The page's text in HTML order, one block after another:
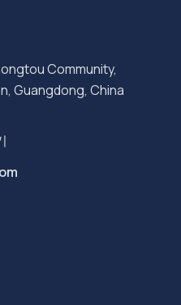
Community,
Guangdong, China